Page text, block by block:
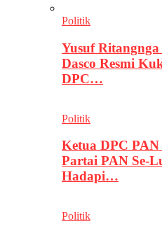
Politik
Yusuf
Dasco Resmi
DPC…
Politik
Ketua DPC
Partai PAN Se-
Hadapi…
Politik